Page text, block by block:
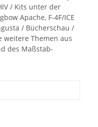
/ Kits unter der
Apache, F-4F/ICE
/ Bücherschau /
weitere Themen aus
des Maßstab-